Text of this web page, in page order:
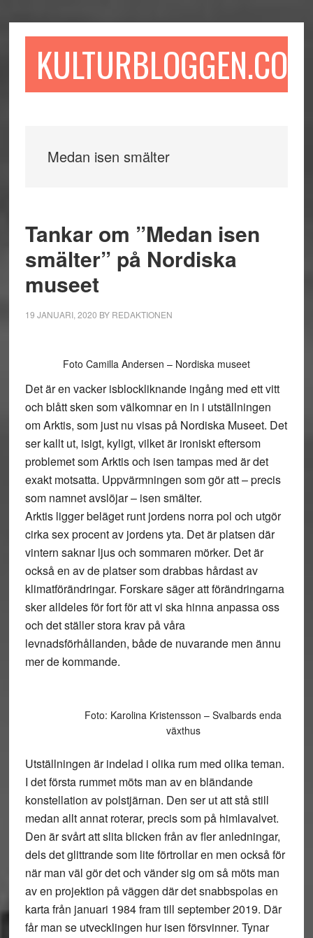
till
till
sidofältet
till
KULTURBLOGGEN.COM
Medan isen smälter
Tankar om ”Medan isen
smälter” på Nordiska
museet
19 JANUARI, 2020 BY REDAKTIONEN
Foto Camilla Andersen – Nordiska museet
Det är en vacker isblockliknande ingång med ett vitt
och blått sken som välkomnar en in i utställningen
om Arktis, som just nu visas på Nordiska Museet. Det
ser kallt ut, isigt, kyligt, vilket är ironiskt eftersom
problemet som Arktis och isen tampas med är det
exakt motsatta. Uppvärmningen som gör att – precis
som namnet avslöjar – isen smälter.
Arktis ligger beläget runt jordens norra pol och utgör
cirka sex procent av jordens yta. Det är platsen där
vintern saknar ljus och sommaren mörker. Det är
också en av de platser som drabbas hårdast av
klimatförändringar. Forskare säger att förändringarna
sker alldeles för fort för att vi ska hinna anpassa oss
och det ställer stora krav på våra
levnadsförhållanden, både de nuvarande men ännu
mer de kommande.
Foto: Karolina Kristensson – Svalbards enda
växthus
Utställningen är indelad i olika rum med olika teman.
I det första rummet möts man av en bländande
konstellation av polstjärnan. Den ser ut att stå still
medan allt annat roterar, precis som på himlavalvet.
Den är svårt att slita blicken från av fler anledningar,
dels det glittrande som lite förtrollar en men också för
när man väl gör det och vänder sig om så möts man
av en projektion på väggen där det snabbspolas en
karta från januari 1984 fram till september 2019. Där
får man se utvecklingen hur isen försvinner. Tynar